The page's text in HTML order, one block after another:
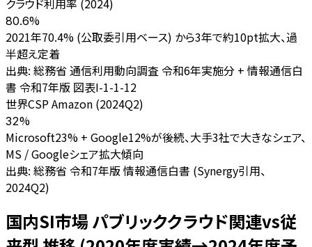
80.6%
2021年70.4% (公取委引用ベース) から3年で約10pt拡大、過
半超え定着
出典: 総務省 通信利用動向調査 令和6年実施分 + 情報通信白
書 令和7年版 図表I-1-1-12
世界CSP Amazon (2024Q2)
32%
Microsoft23% + Google12%が後続、大手3社で大きなシェア、
MS / Googleシェア拡大傾向
出典: 総務省 令和7年版 情報通信白書 (Synergy引用、
2024Q2)
国内SI市場 パブリッククラウド関連vs従